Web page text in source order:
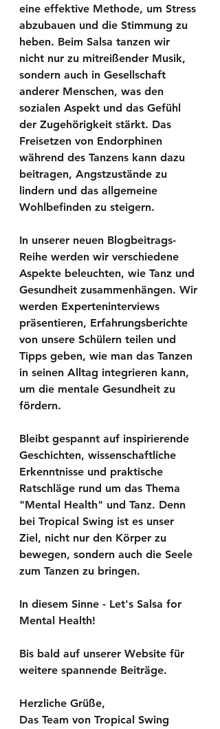
eine effektive Methode, um Stress
abzubauen und die Stimmung zu
heben. Beim Salsa tanzen wir
nicht nur zu mitreißender Musik,
sondern auch in Gesellschaft
anderer Menschen, was den
sozialen Aspekt und das Gefühl
der Zugehörigkeit stärkt. Das
Freisetzen von Endorphinen
während des Tanzens kann dazu
beitragen, Angstzustände zu
lindern und das allgemeine
Wohlbefinden zu steigern.
In unserer neuen Blogbeitrags-
Reihe werden wir verschiedene
Aspekte beleuchten, wie Tanz und
Gesundheit zusammenhängen. Wir
werden Experteninterviews
präsentieren, Erfahrungsberichte
von unsere Schülern teilen und
Tipps geben, wie man das Tanzen
in seinen Alltag integrieren kann,
um die mentale Gesundheit zu
fördern.
Bleibt gespannt auf inspirierende
Geschichten, wissenschaftliche
Erkenntnisse und praktische
Ratschläge rund um das Thema
"Mental Health" und Tanz. Denn
bei Tropical Swing ist es unser
Ziel, nicht nur den Körper zu
bewegen, sondern auch die Seele
zum Tanzen zu bringen.
In diesem Sinne - Let's Salsa for
Mental Health!
Bis bald auf unserer Website für
weitere spannende Beiträge.
Herzliche Grüße,
Das Team von Tropical Swing